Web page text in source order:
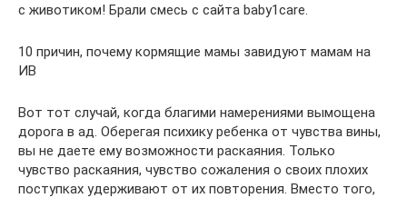
с животиком! Брали смесь с сайта baby1care.
10 причин, почему кормящие мамы завидуют мамам на
ИВ
Вот тот случай, когда благими намерениями вымощена
дорога в ад. Оберегая психику ребенка от чувства вины,
вы не даете ему возможности раскаяния. Только
чувство раскаяния, чувство сожаления о своих плохих
поступках удерживают от их повторения. Вместо того,